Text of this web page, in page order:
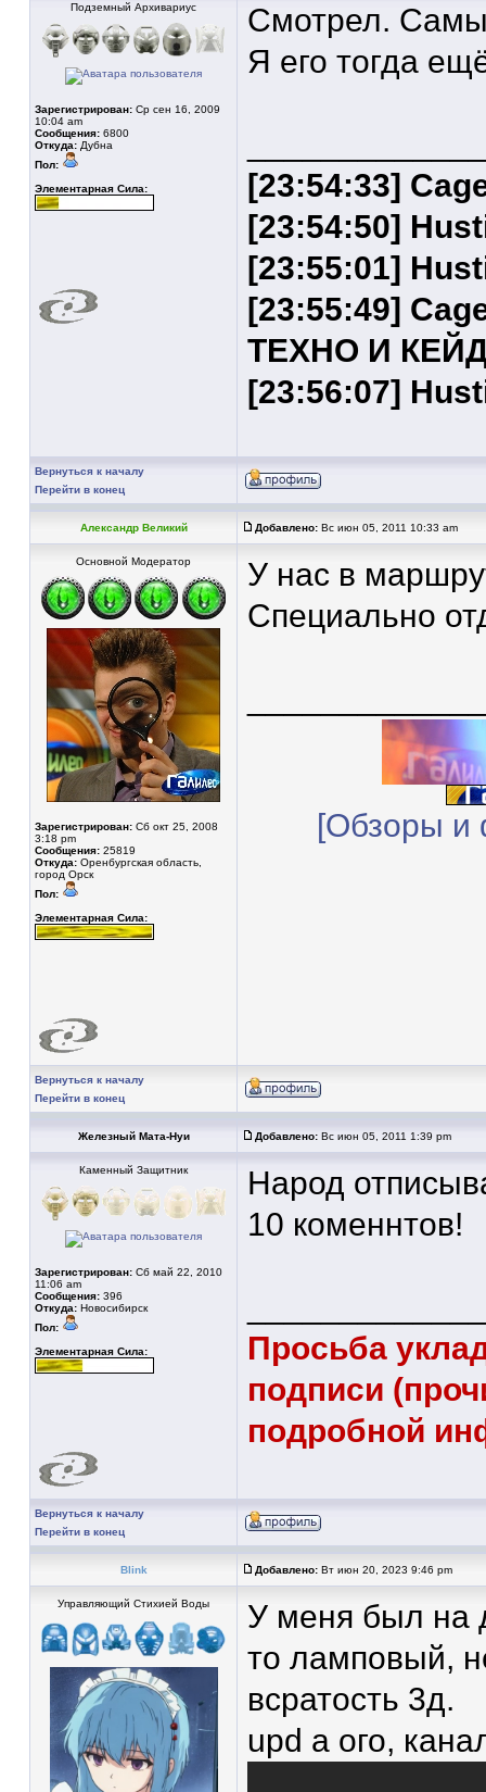
Подземный Архивариус
Зарегистрирован: Ср сен 16, 2009
10:04 am
Сообщения: 6800
Откуда: Дубна
Пол:
Элементарная Сила:
Смотрел.
Я его тогда
[23:54:33]
[23:54:50]
[23:55:01]
[23:55:49]
ТЕХНО И
[23:56:07]
Вернуться к началу
Перейти в конец
Александр Великий Добавлено: Вс июн 05, 2011 10:33 am
Основной Модератор
Зарегистрирован: Сб окт 25, 2008
3:18 pm
Сообщения: 25819
Откуда: Оренбургская область,
город Орск
Пол:
Элементарная Сила:
У нас в
Специально
[Обзоры и
Вернуться к началу
Перейти в конец
Железный Мата-Нуи Добавлено: Вс июн 05, 2011 1:39 pm
Каменный Защитник
Зарегистрирован: Сб май 22, 2010
11:06 am
Сообщения: 396
Откуда: Новосибирск
Пол:
Элементарная Сила:
Народ
10 коменнтов!
Просьба
подписи
подробной
Вернуться к началу
Перейти в конец
Blink Добавлено: Вт июн 20, 2023 9:46 pm
Управляющий Стихией Воды
У меня был на
то ламповый,
всратость 3д.
upd а ого,